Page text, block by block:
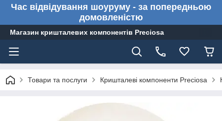
Час відвідування шоуруму - за попередньою
домовленістю
Магазин кришталевих компонентів Preciosa
Товари та послуги Кришталеві компоненти Preciosa